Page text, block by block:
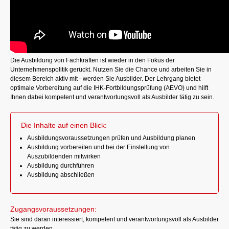
Die Ausbildung von Fachkräften ist wieder in den Fokus der
Unternehmenspolitik gerückt. Nutzen Sie die Chance und arbeiten Sie in
diesem Bereich aktiv mit - werden Sie Ausbilder. Der Lehrgang bietet
optimale Vorbereitung auf die IHK-Fortbildungsprüfung (AEVO) und hilft
Ihnen dabei kompetent und verantwortungsvoll als Ausbilder tätig zu sein.
Die Inhalte auf einen Blick:
Ausbildungsvoraussetzungen prüfen und Ausbildung planen
Ausbildung vorbereiten und bei der Einstellung von
Auszubildenden mitwirken
Ausbildung durchführen
Ausbildung abschließen
Zugangsvoraussetzungen:
Sie sind daran interessiert, kompetent und verantwortungsvoll als Ausbilder